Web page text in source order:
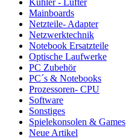
Kühler - Lüfter
Mainboards
Netzteile- Adapter
Netzwerktechnik
Notebook Ersatzteile
Optische Laufwerke
PC Zubehör
PC´s & Notebooks
Prozessoren- CPU
Software
Sonstiges
Spielekonsolen & Games
Neue Artikel